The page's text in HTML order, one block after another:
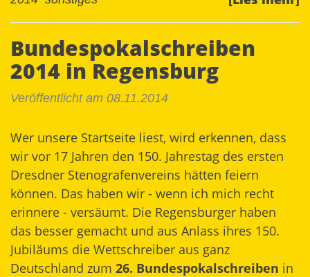
Bundespokalschreiben
2014 in Regensburg
Veröffentlicht am 08.11.2014
Wer unsere Startseite liest, wird erkennen, dass
wir vor 17 Jahren den 150. Jahrestag des ersten
Dresdner Stenografenvereins hätten feiern
können. Das haben wir - wenn ich mich recht
erinnere - versäumt. Die Regensburger haben
das besser gemacht und aus Anlass ihres 150.
Jubiläums die Wettschreiber aus ganz
Deutschland zum 26. Bundespokalschreiben in